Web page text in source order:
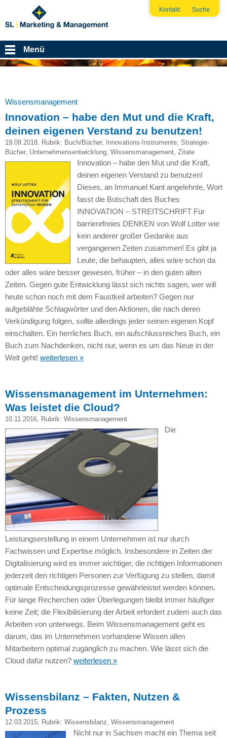
Kontakt Suche
Menü
Wissensmanagement
Innovation – habe den Mut und die Kraft,
deinen eigenen Verstand zu benutzen!
19.09.2018, Rubrik: Buch/Bücher, Innovations-Instrumente, Strategie-
Bücher, Unternehmensentwicklung, Wissensmanagement, Zitate
Innovation – habe den Mut und die Kraft,
deinen eigenen Verstand zu benutzen!
Dieses, an Immanuel Kant angelehnte, Wort
fasst die Botschaft des Buches
INNOVATION – STREITSCHRIFT Für
barrierefreies DENKEN von Wolf Lotter wie
kein anderer großer Gedanke aus
vergangenen Zeiten zusammen! Es gibt ja
Leute, die behaupten, alles wäre schon da
oder alles wäre besser gewesen, früher – in den guten alten
Zeiten. Gegen gute Entwicklung lässt sich nichts sagen, wer will
heute schon noch mit dem Faustkeil arbeiten? Gegen nur
aufgeblähte Schlagwörter und den Aktionen, die nach deren
Verkündigung folgen, sollte allerdings jeder seinen eigenen Kopf
einschalten. Ein herrliches Buch, ein aufschlussreiches Buch, ein
Buch zum Nachdenken, nicht nur, wenn es um das Neue in der
Welt geht! weiterlesen »
Wissensmanagement im Unternehmen:
Was leistet die Cloud?
10.11.2016, Rubrik: Wissensmanagement
Die
Leistungserstellung in einem Unternehmen ist nur durch
Fachwissen und Expertise möglich. Insbesondere in Zeiten der
Digitalisierung wird es immer wichtiger, die richtigen Informationen
jederzeit den richtigen Personen zur Verfügung zu stellen, damit
optimale Entscheidungsprozesse gewährleistet werden können.
Für lange Recherchen oder Überlegungen bleibt immer häufiger
keine Zeit; die Flexibilisierung der Arbeit erfordert zudem auch das
Arbeiten von unterwegs. Beim Wissensmanagement geht es
darum, das im Unternehmen vorhandene Wissen allen
Mitarbeitern optimal zugänglich zu machen. Wie lässt sich die
Cloud dafür nutzen? weiterlesen »
Wissensbilanz – Fakten, Nutzen &
Prozess
12.03.2015, Rubrik: Wissensbilanz, Wissensmanagement
Nicht nur in Sachsen macht ein Thema seit